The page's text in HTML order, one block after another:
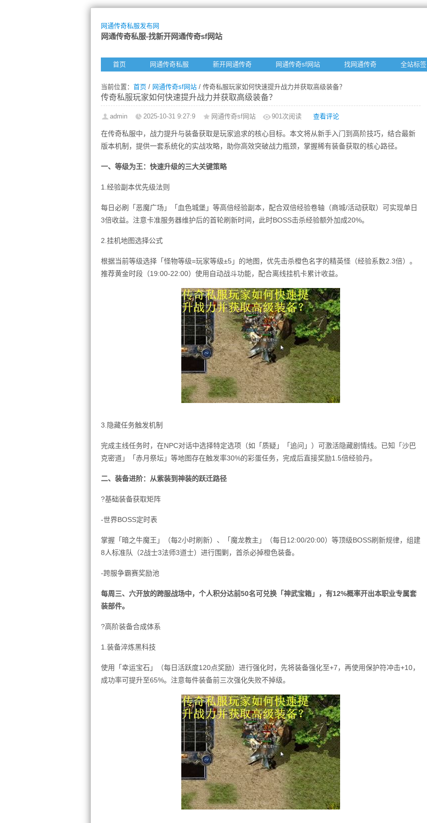
网通传奇私服发布网
网通传奇私服-找新开网通传奇sf网站
首页 网通传奇私服 新开网通传奇 网通传奇sf网站 找网通传奇 全站标签
当前位置： 首页 / 网通传奇sf网站 / 传奇私服玩家如何快速提升战力并获取高级装备？
传奇私服玩家如何快速提升战力并获取高级装备？
admin 2025-10-31 9:27:9 网通传奇sf网站 901次阅读 查看评论
在传奇私服中，战力提升与装备获取是玩家追求的核心目标。本文将从新手入门到高阶技巧，结合最新
版本机制，提供一套系统化的实战攻略，助你高效突破战力瓶颈，掌握稀有装备获取的核心路径。
一、等级为王：快速升级的三大关键策略
1.经验副本优先级法则
每日必刷「恶魔广场」「血色城堡」等高倍经验副本，配合双倍经验卷轴（商城/活动获取）可实现单日
3倍收益。注意卡准服务器维护后的首轮刷新时间，此时BOSS击杀经验额外加成20%。
2.挂机地图选择公式
根据当前等级选择「怪物等级=玩家等级±5」的地图，优先击杀橙色名字的精英怪（经验系数2.3倍）。
推荐黄金时段（19:00-22:00）使用自动战斗功能，配合离线挂机卡累计收益。
3.隐藏任务触发机制
完成主线任务时，在NPC对话中选择特定选项（如「质疑」「追问」）可激活隐藏剧情线。已知「沙巴
克密道」「赤月祭坛」等地图存在触发率30%的彩蛋任务，完成后直接奖励1.5倍经验丹。
二、装备进阶：从紫装到神装的跃迁路径
?基础装备获取矩阵
-世界BOSS定时表
掌握「暗之牛魔王」（每2小时刷新）、「魔龙教主」（每日12:00/20:00）等顶级BOSS刷新规律，组建
8人标准队（2战士3法师3道士）进行围剿，首杀必掉橙色装备。
-跨服争霸赛奖励池
每周三、六开放的跨服战场中，个人积分达前50名可兑换「神武宝箱」，有12%概率开出本职业专属套
装部件。
?高阶装备合成体系
1.装备淬炼黑科技
使用「幸运宝石」（每日活跃度120点奖励）进行强化时，先将装备强化至+7，再使用保护符冲击+10，
成功率可提升至65%。注意每件装备前三次强化失败不掉级。